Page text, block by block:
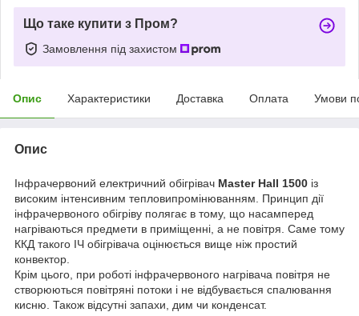
Що таке купити з Пром?
Замовлення під захистом
Опис Характеристики Доставка Оплата Умови
Опис
Інфрачервоний електричний обігрівач Master Hall 1500 із
високим інтенсивним тепловипромінюванням. Принцип дії
інфрачервоного обігріву полягає в тому, що насамперед
нагріваються предмети в приміщенні, а не повітря. Саме тому
ККД такого ІЧ обігрівача оцінюється вище ніж простий
конвектор.
Крім цього, при роботі інфрачервоного нагрівача повітря не
створюються повітряні потоки і не відбувається спалювання
кисню. Також відсутні запахи, дим чи конденсат.